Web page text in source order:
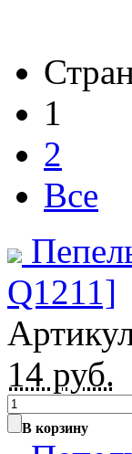
1
2
Все
Q1211]
14 руб.
В корзину